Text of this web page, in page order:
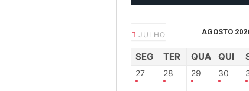
JULHO AGOSTO
SEG TER QUA QUI
27 28 29 30